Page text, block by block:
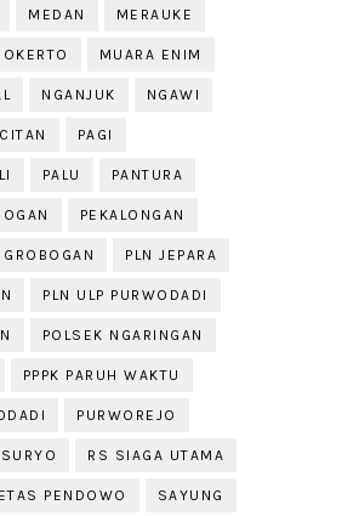
MEDAN MERAUKE
MUARA ENIM
NGANJUK NGAWI
PAGI
PALU PANTURA
PEKALONGAN
GROBOGAN PLN JEPARA
PLN ULP PURWODADI
POLSEK NGARINGAN
PPPK PARUH WAKTU
PURWOREJO
RS SIAGA UTAMA
PENDOWO SAYUNG